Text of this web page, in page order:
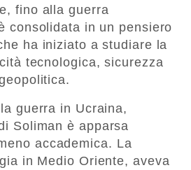
fino alla guerra
consolidata in un pensiero
ha iniziato a studiare la
tecnologica, sicurezza
guerra in Ucraina,
Soliman è apparsa
accademica. La
in Medio Oriente, aveva